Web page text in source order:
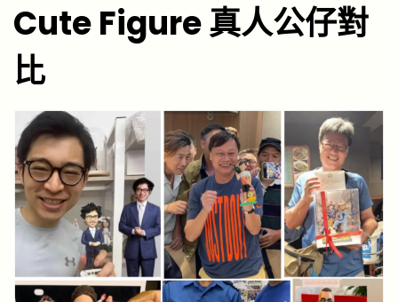
Cute Figure 真人公仔對
比